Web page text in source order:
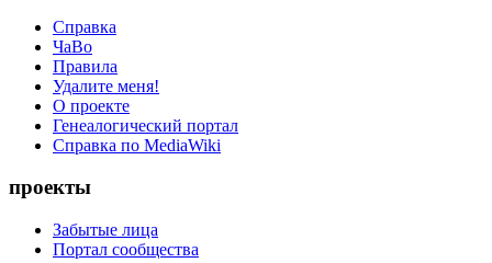
Справка
ЧаВо
Правила
Удалите меня!
О проекте
Генеалогический портал
Справка по MediaWiki
проекты
Забытые лица
Портал сообщества